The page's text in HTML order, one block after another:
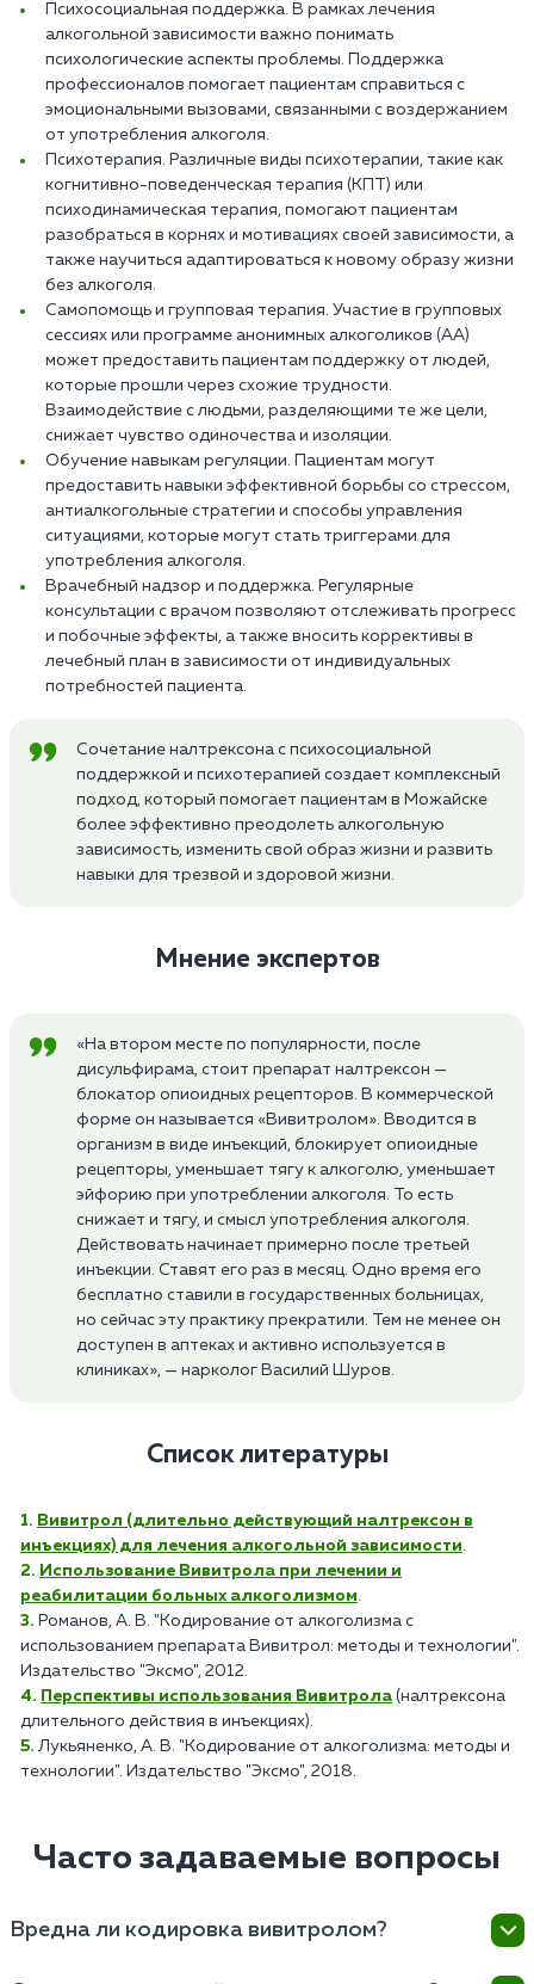
Психосоциальная поддержка. В рамках лечения
алкогольной зависимости важно понимать
психологические аспекты проблемы. Поддержка
профессионалов помогает пациентам справиться с
эмоциональными вызовами, связанными с воздержанием
от употребления алкоголя.
Психотерапия. Различные виды психотерапии, такие как
когнитивно-поведенческая терапия (КПТ) или
психодинамическая терапия, помогают пациентам
разобраться в корнях и мотивациях своей зависимости, а
также научиться адаптироваться к новому образу жизни
без алкоголя.
Самопомощь и групповая терапия. Участие в групповых
сессиях или программе анонимных алкоголиков (АА)
может предоставить пациентам поддержку от людей,
которые прошли через схожие трудности.
Взаимодействие с людьми, разделяющими те же цели,
снижает чувство одиночества и изоляции.
Обучение навыкам регуляции. Пациентам могут
предоставить навыки эффективной борьбы со стрессом,
антиалкогольные стратегии и способы управления
ситуациями, которые могут стать триггерами для
употребления алкоголя.
Врачебный надзор и поддержка. Регулярные
консультации с врачом позволяют отслеживать прогресс
и побочные эффекты, а также вносить коррективы в
лечебный план в зависимости от индивидуальных
потребностей пациента.
Сочетание налтрексона с психосоциальной
поддержкой и психотерапией создает комплексный
подход, который помогает пациентам в Можайске
более эффективно преодолеть алкогольную
зависимость, изменить свой образ жизни и развить
навыки для трезвой и здоровой жизни.
Мнение экспертов
«На втором месте по популярности, после
дисульфирама, стоит препарат налтрексон —
блокатор опиоидных рецепторов. В коммерческой
форме он называется «Вивитролом». Вводится в
организм в виде инъекций, блокирует опиоидные
рецепторы, уменьшает тягу к алкоголю, уменьшает
эйфорию при употреблении алкоголя. То есть
снижает и тягу, и смысл употребления алкоголя.
Действовать начинает примерно после третьей
инъекции. Ставят его раз в месяц. Одно время его
бесплатно ставили в государственных больницах,
но сейчас эту практику прекратили. Тем не менее он
доступен в аптеках и активно используется в
клиниках», — нарколог Василий Шуров.
Список литературы
Вивитрол (длительно действующий налтрексон в
инъекциях) для лечения алкогольной зависимости.
Использование Вивитрола при лечении и
реабилитации больных алкоголизмом.
Романов, А. В. "Кодирование от алкоголизма с
использованием препарата Вивитрол: методы и технологии".
Издательство "Эксмо", 2012.
Перспективы использования Вивитрола (налтрексона
длительного действия в инъекциях).
Лукьяненко, А. В. "Кодирование от алкоголизма: методы и
технологии". Издательство "Эксмо", 2018.
Часто задаваемые вопросы
Вредна ли кодировка вивитролом?